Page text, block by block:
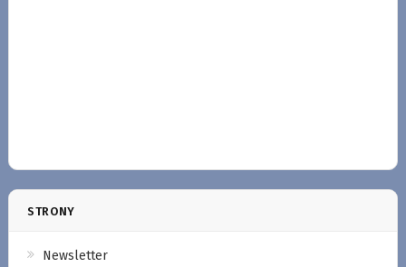
STRONY
Newsletter